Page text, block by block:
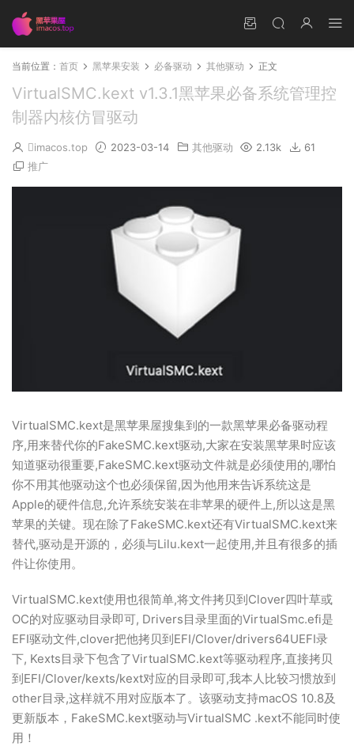
当前位置： 首页 黑苹果安装 必备驱动 其他驱动 正文
VirtualSMC.kext v1.3.1黑苹果必备系统管理控
制器内核仿冒驱动
imacos.top 2023-03-14 其他驱动 2.13k
61
推广
VirtualSMC.kext是黑苹果屋搜集到的一款黑苹果必备驱动程
序,用来替代你的FakeSMC.kext驱动,大家在安装黑苹果时应该
知道驱动很重要,FakeSMC.kext驱动文件就是必须使用的,哪怕
你不用其他驱动这个也必须保留,因为他用来告诉系统这是
Apple的硬件信息,允许系统安装在非苹果的硬件上,所以这是黑
苹果的关键。现在除了FakeSMC.kext还有VirtualSMC.kext来
替代,驱动是开源的，必须与Lilu.kext一起使用,并且有很多的插
件让你使用。
VirtualSMC.kext使用也很简单,将文件拷贝到Clover四叶草或
OC的对应驱动目录即可, Drivers目录里面的VirtualSmc.efi是
EFI驱动文件,clover把他拷贝到EFI/Clover/drivers64UEFI录
下, Kexts目录下包含了VirtualSMC.kext等驱动程序,直接拷贝
到EFI/Clover/kexts/kext对应的目录即可,我本人比较习惯放到
other目录,这样就不用对应版本了。该驱动支持macOS 10.8及
更新版本，FakeSMC.kext驱动与VirtualSMC .kext不能同时使
用！